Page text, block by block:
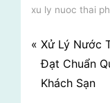
xu ly nuoc thai
Điều
hướng
P
r
e
Xử Lý Nước
Đạt Chuẩn
Khách Sạn